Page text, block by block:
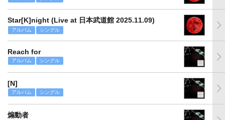
Star[K]night (Live at 日本武道館 2025.11.09)
アルバム シングル
Reach for
アルバム シングル
[N]
アルバム シングル
煽動者